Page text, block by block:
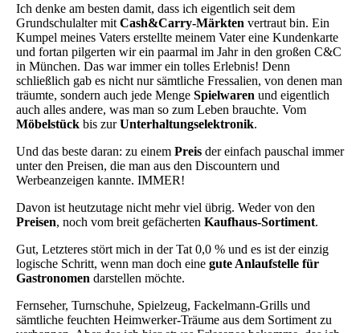
Ich denke am besten damit, dass ich eigentlich seit dem
Grundschulalter mit Cash&Carry-Märkten vertraut bin. Ein
Kumpel meines Vaters erstellte meinem Vater eine Kundenkarte
und fortan pilgerten wir ein paarmal im Jahr in den großen C&C
in München. Das war immer ein tolles Erlebnis! Denn
schließlich gab es nicht nur sämtliche Fressalien, von denen man
träumte, sondern auch jede Menge Spielwaren und eigentlich
auch alles andere, was man so zum Leben brauchte. Vom
Möbelstück bis zurUnterhaltungselektronik.
Und das beste daran: zu einem Preis der einfach pauschal immer
unter den Preisen, die man aus den Discountern und
Werbeanzeigen kannte. IMMER!
Davon ist heutzutage nicht mehr viel übrig. Weder von den
Preisen, noch vom breit gefächerten Kaufhaus-Sortiment.
Gut, Letzteres stört mich in der Tat 0,0 % und es ist der einzig
logische Schritt, wenn man doch eine gute Anlaufstelle für
Gastronomen darstellen möchte.
Fernseher, Turnschuhe, Spielzeug, Fackelmann-Grills und
sämtliche feuchten Heimwerker-Träume aus dem Sortiment zu